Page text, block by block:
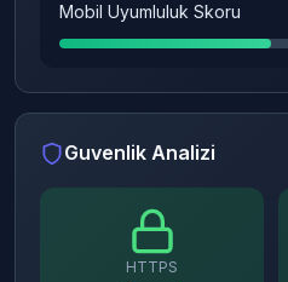
Mobil Uyumluluk Skoru
Guvenlik Analizi
HTTPS